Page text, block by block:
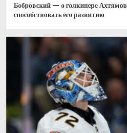
Бобровский — о голкипере
способствовать его развитию